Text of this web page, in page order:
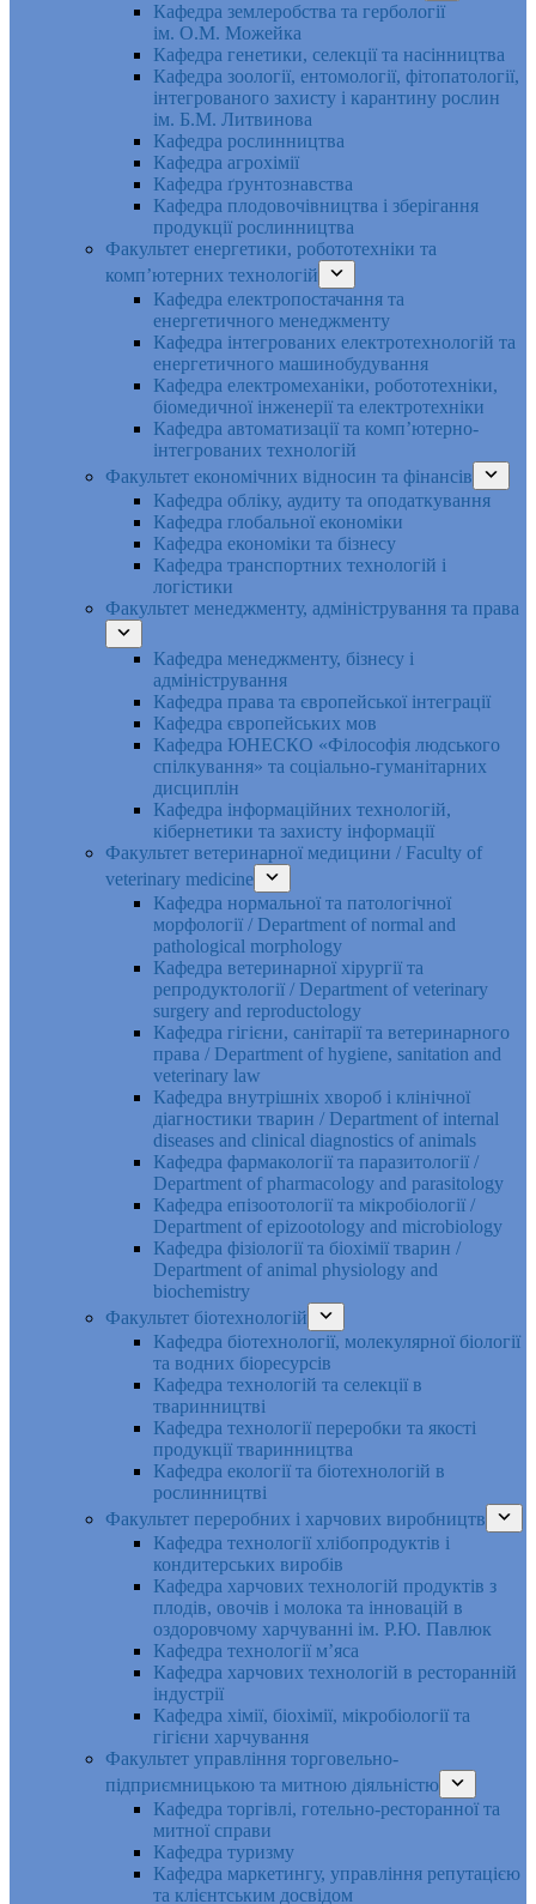
Кафедра землеробства та гербології
ім. О.М. Можейка
Кафедра генетики, селекції та насінництва
Кафедра зоології, ентомології, фітопатології,
інтегрованого захисту і карантину рослин
ім. Б.М. Литвинова
Кафедра рослинництва
Кафедра агрохімії
Кафедра ґрунтознавства
Кафедра плодовочівництва і зберігання
продукції рослинництва
Факультет енергетики, робототехніки та
комп’ютерних технологій
Кафедра електропостачання та
енергетичного менеджменту
Кафедра інтегрованих електротехнологій та
енергетичного машинобудування
Кафедра електромеханіки, робототехніки,
біомедичної інженерії та електротехніки
Кафедра автоматизації та комп’ютерно-
інтегрованих технологій
Факультет економічних відносин та фінансів
Кафедра обліку, аудиту та оподаткування
Кафедра глобальної економіки
Кафедра економіки та бізнесу
Кафедра транспортних технологій і
логістики
Факультет менеджменту, адміністрування та права
Кафедра менеджменту, бізнесу і
адміністрування
Кафедра права та європейської інтеграції
Кафедра європейських мов
Кафедра ЮНЕСКО «Філософія людського
спілкування» та соціально-гуманітарних
дисциплін
Кафедра інформаційних технологій,
кібернетики та захисту інформації
Факультет ветеринарної медицини / Faculty of
veterinary medicine
Кафедра нормальної та патологічної
морфології / Department of normal and
pathological morphology
Кафедра ветеринарної хірургії та
репродуктології / Department of veterinary
surgery and reproductology
Кафедра гігієни, санітарії та ветеринарного
права / Department of hygiene, sanitation and
veterinary law
Кафедра внутрішніх хвороб і клінічної
діагностики тварин / Department of internal
diseases and clinical diagnostics of animals
Кафедра фармакології та паразитології /
Department of pharmacology and parasitology
Кафедра епізоотології та мікробіології /
Department of epizootology and microbiology
Кафедра фізіології та біохімії тварин /
Department of animal physiology and
biochemistry
Факультет біотехнологій
Кафедра біотехнології, молекулярної біології
та водних біоресурсів
Кафедра технологій та селекції в
тваринництві
Кафедра технології переробки та якості
продукції тваринництва
Кафедра екології та біотехнологій в
рослинництві
Факультет переробних і харчових виробництв
Кафедра технології хлібопродуктів і
кондитерських виробів
Кафедра харчових технологій продуктів з
плодів, овочів і молока та інновацій в
оздоровчому харчуванні ім. Р.Ю. Павлюк
Кафедра технології м’яса
Кафедра харчових технологій в ресторанній
індустрії
Кафедра хімії, біохімії, мікробіології та
гігієни харчування
Факультет управління торговельно-
підприємницькою та митною діяльністю
Кафедра торгівлі, готельно-ресторанної та
митної справи
Кафедра туризму
Кафедра маркетингу, управління репутацією
та клієнтським досвідом